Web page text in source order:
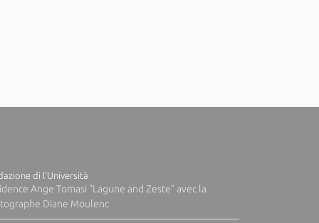
di l'Università
Ange Tomasi "Lagune and Zeste" avec la
Diane Moulenc